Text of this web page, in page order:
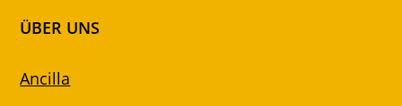
ÜBER UNS
Ancilla